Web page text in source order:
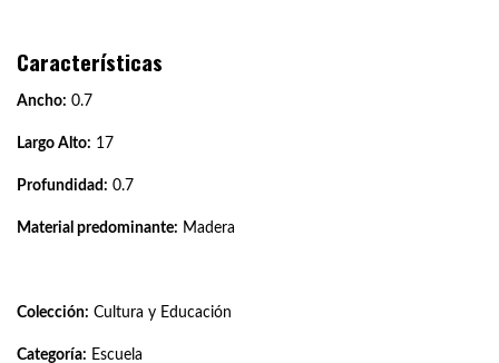
Características
Ancho: 0.7
Largo Alto: 17
Profundidad: 0.7
Material predominante: Madera
Colección: Cultura y Educación
Categoría: Escuela